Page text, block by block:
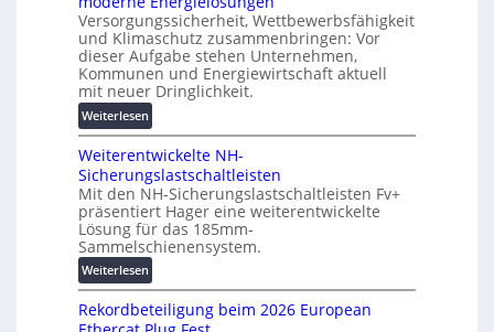
s
u
n
g
e
n
n
d
d
i
g
i
t
a
l
e
T
r
a
n
s
p
c
h
i
n
e
n
b
a
u
:
F
o
r
s
h
Versorgungssicherheit, Wettbewerbsfähigkeit
und Klimaschutz zusammenbringen: Vor
dieser Aufgabe stehen Unternehmen,
Kommunen und Energiewirtschaft aktuell
mit neuer Dringlichkeit.
Weiterlesen:
V
o
l
t
a
-
X
2
0
2
Weiterentwickelte NH-
Sicherungslastschaltleisten
Mit den NH-Sicherungslastschaltleisten Fv+
präsentiert Hager eine weiterentwickelte
Lösung für das 185mm-
Sammelschienensystem.
Weiterlesen:
W
e
i
Rekordbeteiligung beim 2026 European